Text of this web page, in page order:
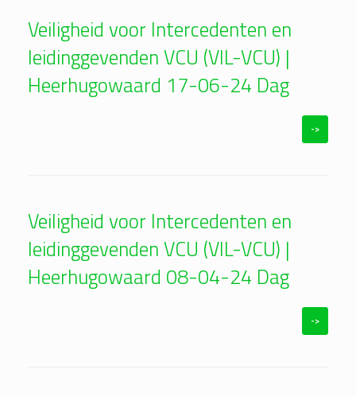
Veiligheid voor Intercedenten en
leidinggevenden VCU (VIL-VCU) |
Heerhugowaard 17-06-24 Dag
->
Veiligheid voor Intercedenten en
leidinggevenden VCU (VIL-VCU) |
Heerhugowaard 08-04-24 Dag
->